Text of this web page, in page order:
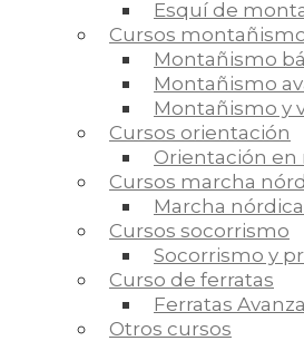
Esquí de
Cursos
Montañismo
Montañismo
Montañismo y
Cursos orientación
Orientación en
Cursos marcha
Marcha
Cursos socorrismo
Socorrismo y
Curso de ferratas
Ferratas
Otros cursos